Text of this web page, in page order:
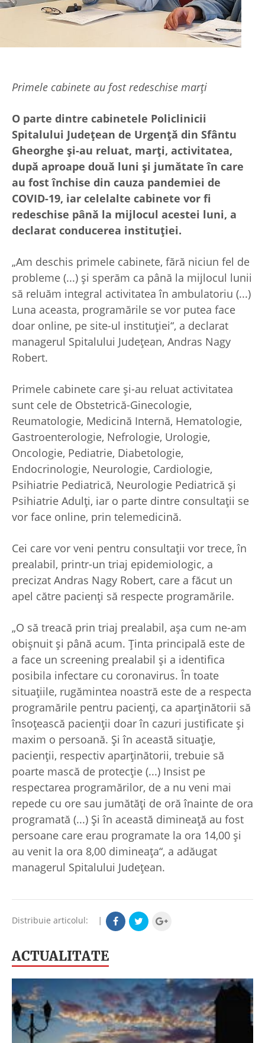
Primele cabinete au fost redeschise marţi
O parte dintre cabinetele Policlinicii
Spitalului Judeţean de Urgenţă din Sfântu
Gheorghe şi-au reluat, marţi, activitatea,
după aproape două luni şi jumătate în care
au fost închise din cauza pandemiei de
COVID-19, iar celelalte cabinete vor fi
redeschise până la mijlocul acestei luni, a
declarat conducerea instituţiei.
„Am deschis primele cabinete, fără niciun fel de
probleme (...) şi sperăm ca până la mijlocul lunii
să reluăm integral activitatea în ambulatoriu (...)
Luna aceasta, programările se vor putea face
doar online, pe site-ul instituţiei“, a declarat
managerul Spitalului Judeţean, Andras Nagy
Robert.
Primele cabinete care şi-au reluat activitatea
sunt cele de Obstetrică-Ginecologie,
Reumatologie, Medicină Internă, Hematologie,
Gastroenterologie, Nefrologie, Urologie,
Oncologie, Pediatrie, Diabetologie,
Endocrinologie, Neurologie, Cardiologie,
Psihiatrie Pediatrică, Neurologie Pediatrică şi
Psihiatrie Adulţi, iar o parte dintre consultaţii se
vor face online, prin telemedicină.
Cei care vor veni pentru consultaţii vor trece, în
prealabil, printr-un triaj epidemiologic, a
precizat Andras Nagy Robert, care a făcut un
apel către pacienţi să respecte programările.
„O să treacă prin triaj prealabil, aşa cum ne-am
obişnuit şi până acum. Ţinta principală este de
a face un screening prealabil şi a identifica
posibila infectare cu coronavirus. În toate
situaţiile, rugămintea noastră este de a respecta
programările pentru pacienţi, ca aparţinătorii să
însoţească pacienţii doar în cazuri justificate şi
maxim o persoană. Şi în această situaţie,
pacienţii, respectiv aparţinătorii, trebuie să
poarte mască de protecţie (...) Insist pe
respectarea programărilor, de a nu veni mai
repede cu ore sau jumătăţi de oră înainte de ora
programată (...) Şi în această dimineaţă au fost
persoane care erau programate la ora 14,00 şi
au venit la ora 8,00 dimineaţa“, a adăugat
managerul Spitalului Judeţean.
Distribuie articolul: |
ACTUALITATE